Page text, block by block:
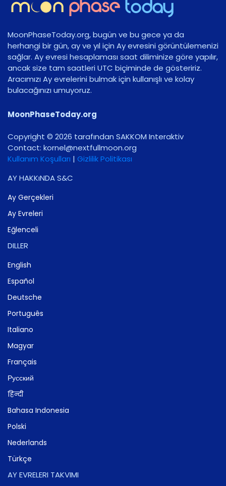
MoonPhaseToday.org, bugün ve bu gece ya da
herhangi bir gün, ay ve yıl için Ay evresini görüntülemenizi
sağlar. Ay evresi hesaplaması saat diliminize göre yapılır,
ancak size tam saatleri UTC biçiminde de gösteririz.
Aracımızı Ay evrelerini bulmak için kullanışlı ve kolay
bulacağınızı umuyoruz.
MoonPhaseToday.org
Copyright © 2026 tarafından SAKKOM Interaktiv
Contact: gro.noomlluftxen@lenrok
Kullanım Koşulları | Gizlilik Politikası
AY HAKKıNDA S&C
Ay Gerçekleri
Ay Evreleri
Eğlenceli
DILLER
English
Español
Deutsche
Português
Italiano
Magyar
Français
Русский
हिन्दी
Bahasa Indonesia
Polski
Nederlands
Türkçe
AY EVRELERI TAKVIMI